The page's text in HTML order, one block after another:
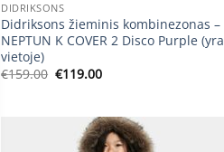
DIDRIKSONS
Didriksons žieminis kombinezonas –
NEPTUN K COVER 2 Disco Purple (yra
vietoje)
€159.00 Original
€119.00Current